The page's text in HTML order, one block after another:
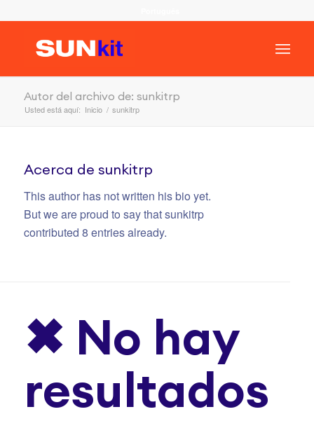
Autor del archivo de: sunkitrp
Usted está aquí: Inicio / sunkitrp
Acerca de sunkitrp
This author has not written his bio yet.
But we are proud to say thatsunkitrp
contributed 8 entries already.
✖ No hay
resultados